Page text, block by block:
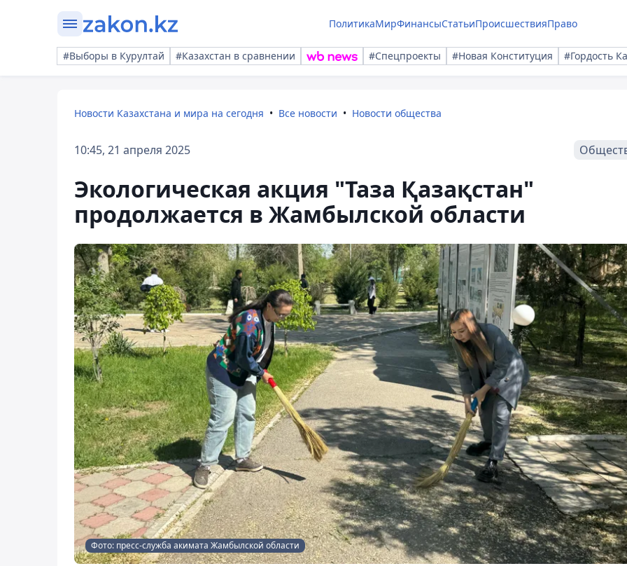
ПолитикаМирФинансыСтатьиПроисшествияПраво
#Выборы в Курултай #Казахстан в сравнении #Спецпроекты #Новая Конституция #Гордость
Новости Казахстана и мира на сегодня Все новости Новости общества
10:45, 21 апреля 2025
Экологическая акция "Таза Қазақстан"
продолжается в Жамбылской области
Фото: пресс-служба акимата Жамбылской области